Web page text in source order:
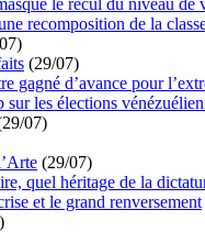
recomposition de la
(29/07)
gagné d’avance pour
les élections
07)
(29/07)
quel héritage de la
et le grand renversement